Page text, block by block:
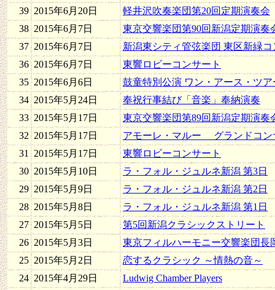
39 2015年6月20日
軽井沢吹奏楽団第20回定期演奏会
38 2015年6月7日
東京交響楽団第90回新潟定期演奏
37 2015年6月7日
新潟東シティ管弦楽団 東区新緑
36 2015年6月7日
東響ロビーコンサート
35 2015年6月6日
鼓童特別公演 ワン・アース・ツア
34 2015年5月24日
奉祝行事結び「音楽」奉納演奏
33 2015年5月17日
東京交響楽団第89回新潟定期演奏
32 2015年5月17日
アモーレ・マルー グランドコン
31 2015年5月17日
東響ロビーコンサート
30 2015年5月10日
ラ・フォル・ジュルネ新潟 第3日
29 2015年5月9日
ラ・フォル・ジュルネ新潟 第2日
28 2015年5月8日
ラ・フォル・ジュルネ新潟 第1日
27 2015年5月5日
第5回新潟クラシックストリート
26 2015年5月3日
東京フィルハーモニー交響楽団長
25 2015年5月2日
恋するクラシック ～情熱の音～
24 2015年4月29日
Ludwig Chamber Players